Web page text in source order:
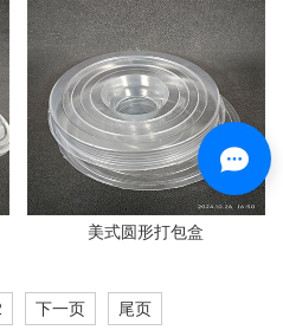
美式圆形打包盒
下一页 尾页